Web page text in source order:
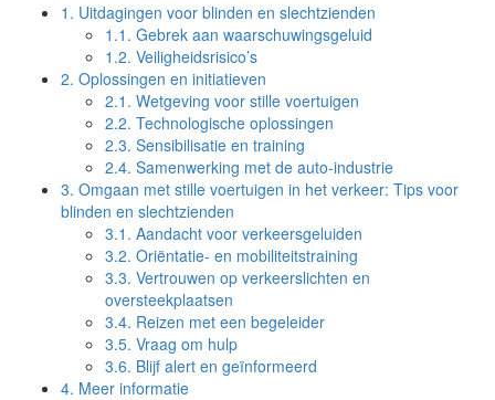
1. Uitdagingen voor blinden en slechtzienden
1.1. Gebrek aan waarschuwingsgeluid
1.2. Veiligheidsrisico’s
2. Oplossingen en initiatieven
2.1. Wetgeving voor stille voertuigen
2.2. Technologische oplossingen
2.3. Sensibilisatie en training
2.4. Samenwerking met de auto-industrie
3. Omgaan met stille voertuigen in het verkeer: Tips voor
blinden en slechtzienden
3.1. Aandacht voor verkeersgeluiden
3.2. Oriëntatie- en mobiliteitstraining
3.3. Vertrouwen op verkeerslichten en
oversteekplaatsen
3.4. Reizen met een begeleider
3.5. Vraag om hulp
3.6. Blijf alert en geïnformeerd
4. Meer informatie